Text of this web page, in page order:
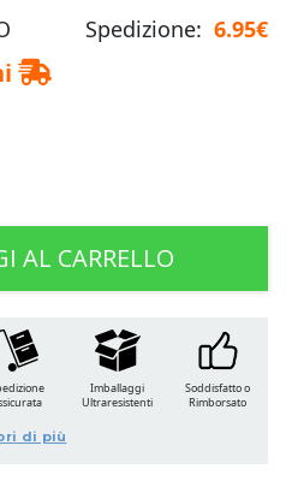
Spedizione: 6.95€
AL CARRELLO
Imballaggi
Ultraresistenti
Soddisfatto o
Rimborsato
di più